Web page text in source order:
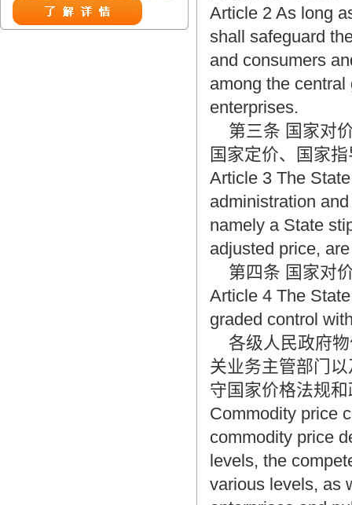
而给劣质翻译者提供了一定生存条件，
造成翻译市场鱼龙混杂，难以选择。
Article 2 As long
shall safeguard
and consumers
among the
enterprises.
第三条 国家对
国家定价、国家
Article 3 The
administration
namely a State
adjusted price,
第四条 国家对
Article 4 The
graded control
各级人民政府物
关业务主管部门
守国家价格法规
Commodity price
commodity price
levels, the
various levels, as